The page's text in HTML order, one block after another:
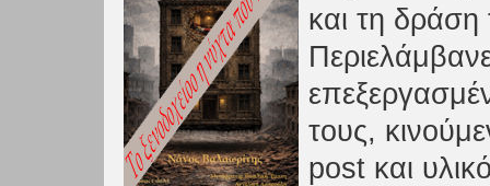
και τη δράση
τους,
post και